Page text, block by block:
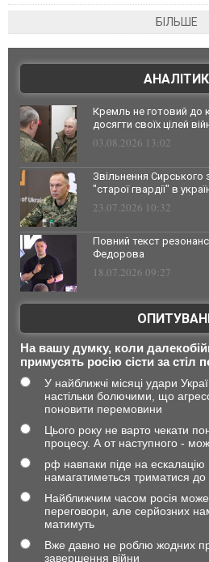
БІЛЬШЕ
Кремль не готовий до
досягти своїх цілей
03.08.2026 13:02
Звільнення Сирського
"старої гвардії" в
23.07.2026 10:32
Повний текст
Федорова
18.07.2026 09:27
На вашу думку, коли
примусять росію сісти за стіл
У найближчі місяці удари
настільки болючими, що
поновити перемовини
Цього року не варто чекати
процесу. А от наступного -
рф навпаки піде на ескалацію
намагатиметься триматися до
Найближчим часом росія може
переговори, але серйозних
матимуть
Вже давно не роблю жодних
завершення війни